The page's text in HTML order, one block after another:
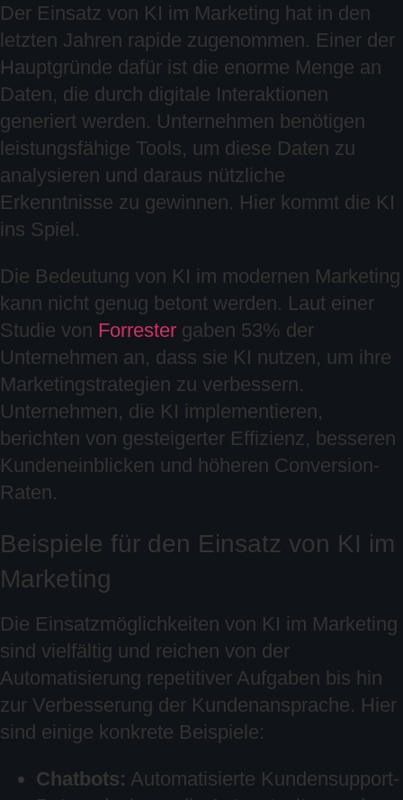
Der Einsatz von KI im Marketing hat in den
letzten Jahren rapide zugenommen. Einer der
Hauptgründe dafür ist die enorme Menge an
Daten, die durch digitale Interaktionen
generiert werden. Unternehmen benötigen
leistungsfähige Tools, um diese Daten zu
analysieren und daraus nützliche
Erkenntnisse zu gewinnen. Hier kommt die KI
ins Spiel.
Die Bedeutung von KI im modernen Marketing
kann nicht genug betont werden. Laut einer
Studie von Forrester gaben 53% der
Unternehmen an, dass sie KI nutzen, um ihre
Marketingstrategien zu verbessern.
Unternehmen, die KI implementieren,
berichten von gesteigerter Effizienz, besseren
Kundeneinblicken und höheren Conversion-
Raten.
Beispiele für den Einsatz von KI im
Marketing
Die Einsatzmöglichkeiten von KI im Marketing
sind vielfältig und reichen von der
Automatisierung repetitiver Aufgaben bis hin
zur Verbesserung der Kundenansprache. Hier
sind einige konkrete Beispiele:
Chatbots: Automatisierte Kundensupport-